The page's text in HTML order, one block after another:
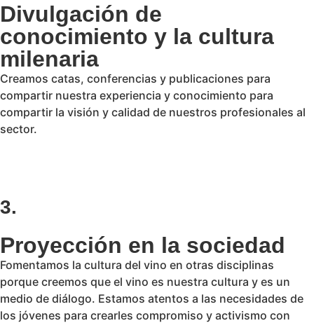
Divulgación de
conocimiento y la cultura
milenaria
Creamos catas, conferencias y publicaciones para
compartir nuestra experiencia y conocimiento para
compartir la visión y calidad de nuestros profesionales al
sector.
3.
Proyección en la sociedad
Fomentamos la cultura del vino en otras disciplinas
porque creemos que el vino es nuestra cultura y es un
medio de diálogo. Estamos atentos a las necesidades de
los jóvenes para crearles compromiso y activismo con